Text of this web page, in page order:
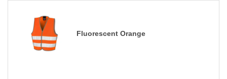
Fluorescent Orange